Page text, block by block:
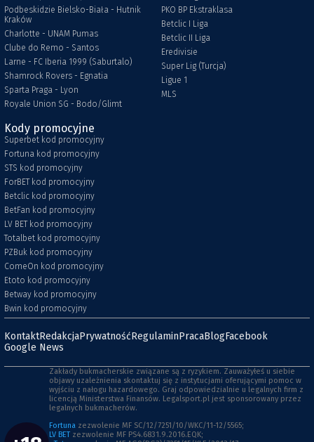
Podbeskidzie Bielsko-Biała - Hutnik
Kraków
Charlotte - UNAM Pumas
Clube do Remo - Santos
Larne - FC Iberia 1999 (Saburtalo)
Shamrock Rovers - Egnatia
Sparta Praga - Lyon
Royale Union SG - Bodo/Glimt
PKO BP Ekstraklasa
Betclic I Liga
Betclic II Liga
Eredivisie
Super Lig (Turcja)
Ligue 1
MLS
Kody promocyjne
Superbet kod promocyjny
Fortuna kod promocyjny
STS kod promocyjny
ForBET kod promocyjny
Betclic kod promocyjny
BetFan kod promocyjny
LV BET kod promocyjny
Totalbet kod promocyjny
PZBuk kod promocyjny
ComeOn kod promocyjny
Etoto kod promocyjny
Betway kod promocyjny
Bwin kod promocyjny
KontaktRedakcjaPrywatnośćRegulaminPracaBlogFacebook
Google News
Zakłady bukmacherskie związane są z ryzykiem. Zauważyłeś u siebie
objawy uzależnienia skontaktuj się z instytucjami oferującymi pomoc w
wyjściu z nałogu hazardowego. Graj odpowiedzialnie u legalnych firm z
licencją Ministerstwa Finansów. Legalsport.pl jest sponsorowany przez
legalnych bukmacherów.
Fortuna zezwolenie MF SC/12/7251/10/WKC/11-12/5565;
LV BET zezwolenie MF PS4.6831.9.2016.EQK;